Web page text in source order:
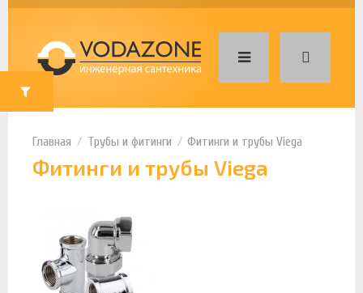
Трубы и фитинги Фитинги и трубы Viega
Фитинги и трубы Viega